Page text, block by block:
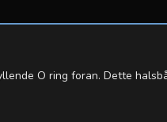
O ring foran. Dette